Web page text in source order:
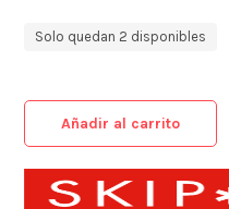
Solo quedan 2 disponibles
Añadir al carrito